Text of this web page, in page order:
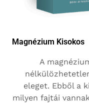
Magnézium Kisokos
A
eleget. Ebből a
milyen fajtái